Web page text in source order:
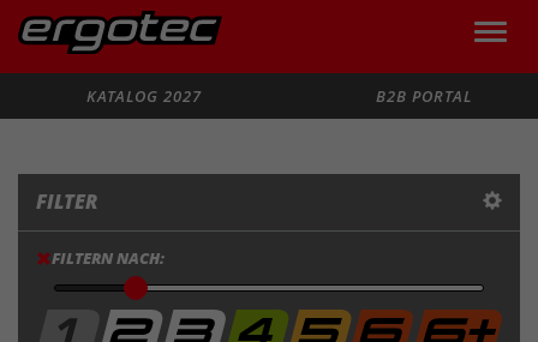
Toggle
KATALOG 2027
B2B PORTAL
FILTER
FILTERN NACH: